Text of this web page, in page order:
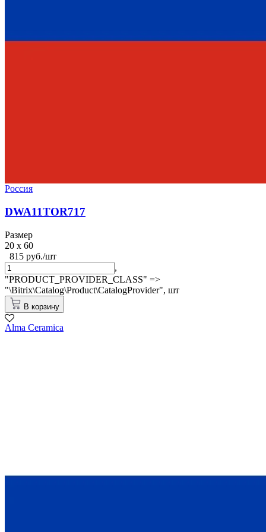
Россия
DWA11TOR717
Размер
20 x 60
815 руб./шт
,
"PRODUCT_PROVIDER_CLASS" =>
"\Bitrix\Catalog\Product\CatalogProvider", шт
В корзину
Alma Ceramica